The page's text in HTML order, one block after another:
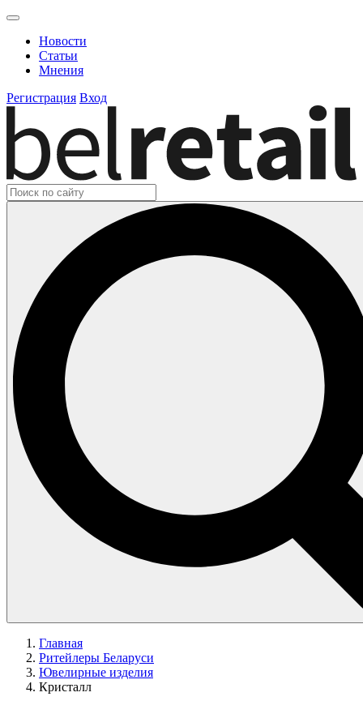
Новости
Статьи
Мнения
Регистрация Вход
Главная
Ритейлеры Беларуси
Ювелирные изделия
Кристалл